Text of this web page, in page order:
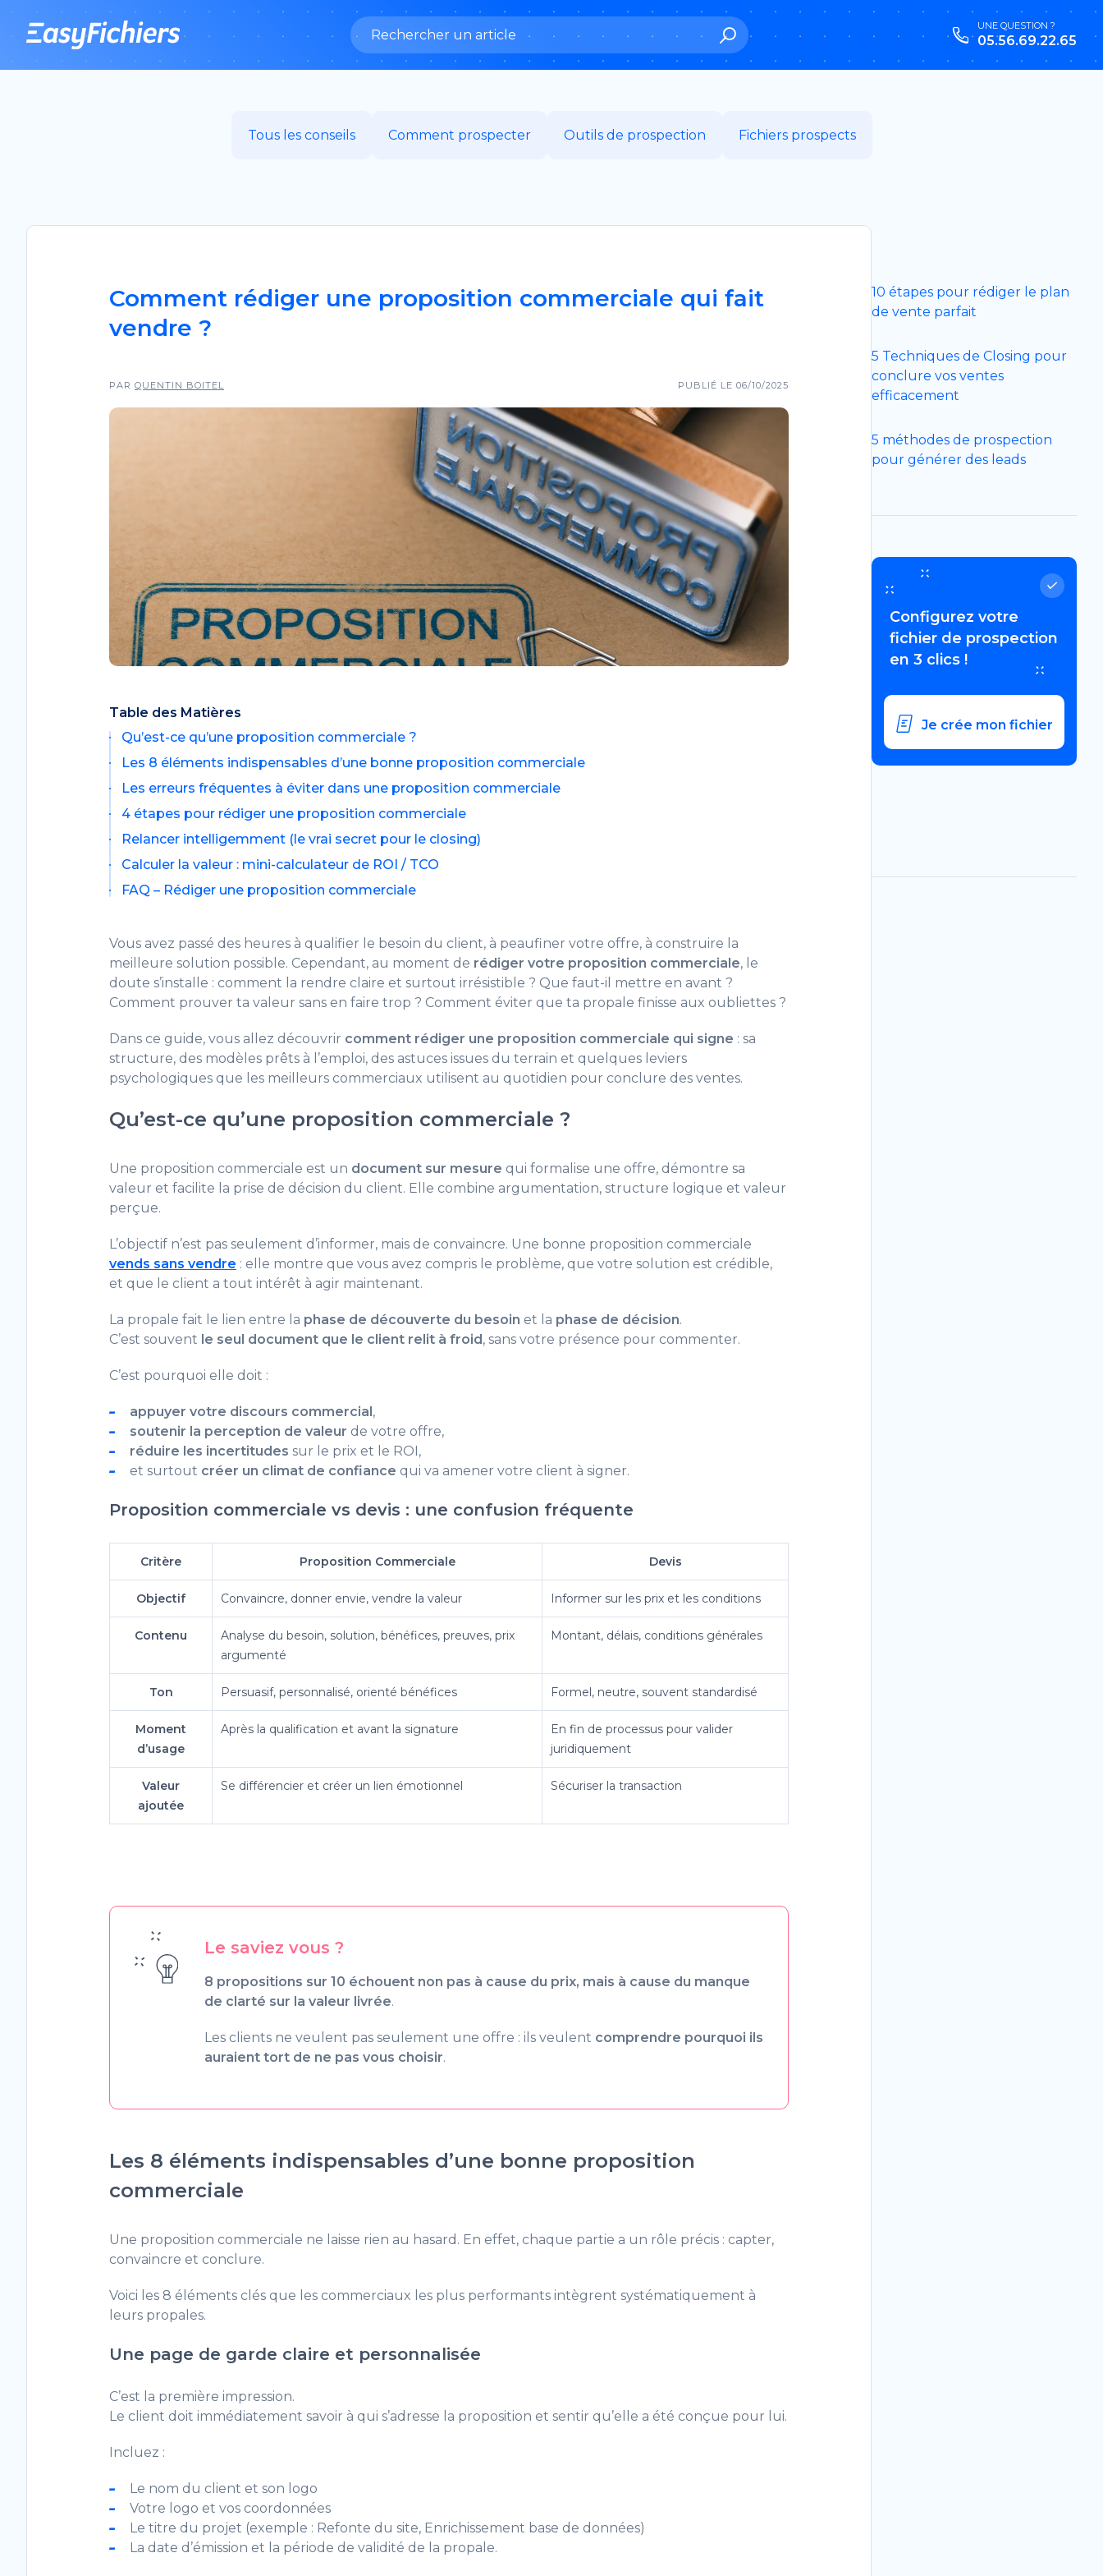
Search: UNE QUESTION ?
05.56.69.22.65
Tous les conseils Comment prospecter Outils de prospection Fichiers prospects
Comment rédiger une proposition commerciale qui fait
vendre ?
PAR QUENTIN BOITEL PUBLIÉ LE 06/10/2025
Table des Matières
Qu’est-ce qu’une proposition commerciale ?
Les 8 éléments indispensables d’une bonne proposition commerciale
Les erreurs fréquentes à éviter dans une proposition commerciale
4 étapes pour rédiger une proposition commerciale
Relancer intelligemment (le vrai secret pour le closing)
Calculer la valeur : mini-calculateur de ROI / TCO
FAQ – Rédiger une proposition commerciale
Vous avez passé des heures à qualifier le besoin du client, à peaufiner votre offre, à construire la
meilleure solution possible. Cependant, au moment de rédiger votre proposition commerciale, le
doute s’installe : comment la rendre claire et surtout irrésistible ? Que faut-il mettre en avant ?
Comment prouver ta valeur sans en faire trop ? Comment éviter que ta propale finisse aux oubliettes ?
Dans ce guide, vous allez découvrir comment rédiger une proposition commerciale qui signe : sa
structure, des modèles prêts à l’emploi, des astuces issues du terrain et quelques leviers
psychologiques que les meilleurs commerciaux utilisent au quotidien pour conclure des ventes.
Qu’est-ce qu’une proposition commerciale ?
Une proposition commerciale est un document sur mesure qui formalise une offre, démontre sa
valeur et facilite la prise de décision du client. Elle combine argumentation, structure logique et valeur
perçue.
L’objectif n’est pas seulement d’informer, mais de convaincre. Une bonne proposition commerciale
vends sans vendre : elle montre que vous avez compris le problème, que votre solution est crédible,
et que le client a tout intérêt à agir maintenant.
La propale fait le lien entre la phase de découverte du besoin et la phase de décision.
C’est souvent le seul document que le client relit à froid, sans votre présence pour commenter.
C’est pourquoi elle doit :
appuyer votre discours commercial,
soutenir la perception de valeur de votre offre,
réduire les incertitudes sur le prix et le ROI,
et surtout créer un climat de confiance qui va amener votre client à signer.
Proposition commerciale vs devis : une confusion fréquente
Critère Proposition Commerciale Devis
Objectif Convaincre, donner envie, vendre la valeur Informer sur les prix et les conditions
Contenu
Analyse du besoin, solution, bénéfices, preuves, prix
argumenté
Montant, délais, conditions générales
Ton Persuasif, personnalisé, orienté bénéfices Formel, neutre, souvent standardisé
Moment
d’usage
Après la qualification et avant la signature
En fin de processus pour valider
juridiquement
Valeur
ajoutée
Se différencier et créer un lien émotionnel Sécuriser la transaction
Le saviez vous ?
8 propositions sur 10 échouent non pas à cause du prix, mais à cause du manque
de clarté sur la valeur livrée.
Les clients ne veulent pas seulement une offre : ils veulent comprendre pourquoi ils
auraient tort de ne pas vous choisir.
Les 8 éléments indispensables d’une bonne proposition
commerciale
Une proposition commerciale ne laisse rien au hasard. En effet, chaque partie a un rôle précis : capter,
convaincre et conclure.
Voici les 8 éléments clés que les commerciaux les plus performants intègrent systématiquement à
leurs propales.
Une page de garde claire et personnalisée
C’est la première impression.
Le client doit immédiatement savoir à qui s’adresse la proposition et sentir qu’elle a été conçue pour lui.
Incluez :
Le nom du client et son logo
Votre logo et vos coordonnées
Le titre du projet (exemple : Refonte du site, Enrichissement base de données)
La date d’émission et la période de validité de la propale.
10 étapes pour rédiger le plan
de vente parfait
5 Techniques de Closing pour
conclure vos ventes
efficacement
5 méthodes de prospection
pour générer des leads
Configurez votre
fichier de prospection
en 3 clics !
Je crée mon fichier